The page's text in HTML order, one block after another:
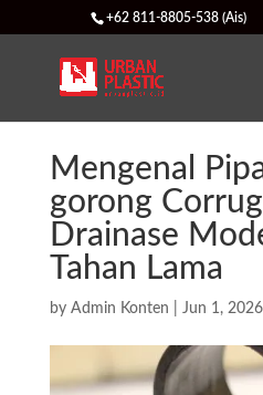
+62 811-8805-538 (Ais)
Mengenal
gorong
Drainase
Tahan Lama
by Admin Konten Jun 1, 2026